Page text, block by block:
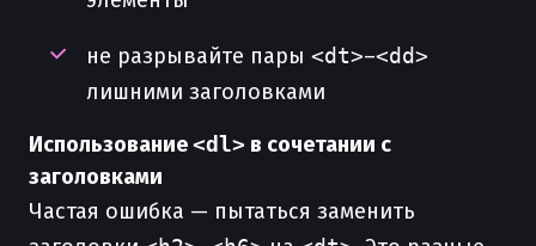
не разрывайте пары <dt>–<dd>
лишними заголовками
Использование<dl> в сочетании с
заголовками
Частая ошибка — пытаться заменить